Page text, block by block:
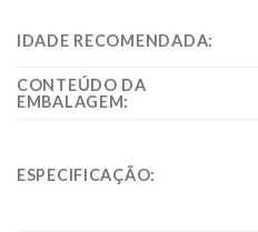
IDADE RECOMENDADA:
CONTEÚDO DA
EMBALAGEM:
ESPECIFICAÇÃO: